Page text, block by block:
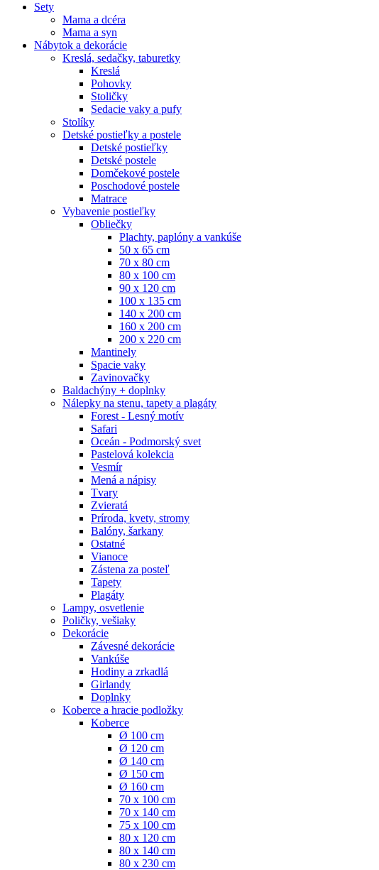
Sety
Mama a dcéra
Mama a syn
Nábytok a dekorácie
Kreslá, sedačky, taburetky
Kreslá
Pohovky
Stoličky
Sedacie vaky a pufy
Stolíky
Detské postieľky a postele
Detské postieľky
Detské postele
Domčekové postele
Poschodové postele
Matrace
Vybavenie postieľky
Obliečky
Plachty, paplóny a vankúše
50 x 65 cm
70 x 80 cm
80 x 100 cm
90 x 120 cm
100 x 135 cm
140 x 200 cm
160 x 200 cm
200 x 220 cm
Mantinely
Spacie vaky
Zavinovačky
Baldachýny + doplnky
Nálepky na stenu, tapety a plagáty
Forest - Lesný motív
Safari
Oceán - Podmorský svet
Pastelová kolekcia
Vesmír
Mená a nápisy
Tvary
Zvieratá
Príroda, kvety, stromy
Balóny, šarkany
Ostatné
Vianoce
Zástena za posteľ
Tapety
Plagáty
Lampy, osvetlenie
Poličky, vešiaky
Dekorácie
Závesné dekorácie
Vankúše
Hodiny a zrkadlá
Girlandy
Doplnky
Koberce a hracie podložky
Koberce
Ø 100 cm
Ø 120 cm
Ø 140 cm
Ø 150 cm
Ø 160 cm
70 x 100 cm
70 x 140 cm
75 x 100 cm
80 x 120 cm
80 x 140 cm
80 x 230 cm